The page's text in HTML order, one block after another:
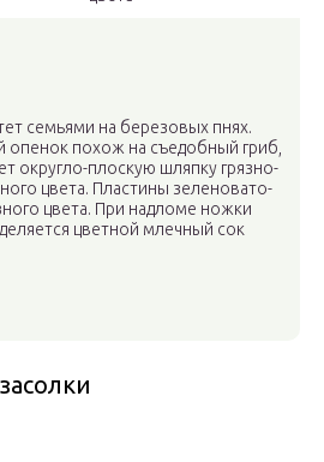
семьями на березовых пнях.
похож на съедобный гриб,
округло-плоскую шляпку грязно-
цвета. Пластины зеленовато-
цвета. При надломе ножки
цветной млечный сок